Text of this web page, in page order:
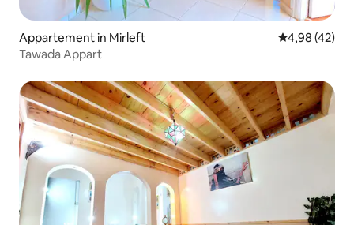
Appartement in Mirleft Gemiddelde
4,98 (42)
Tawada Appart